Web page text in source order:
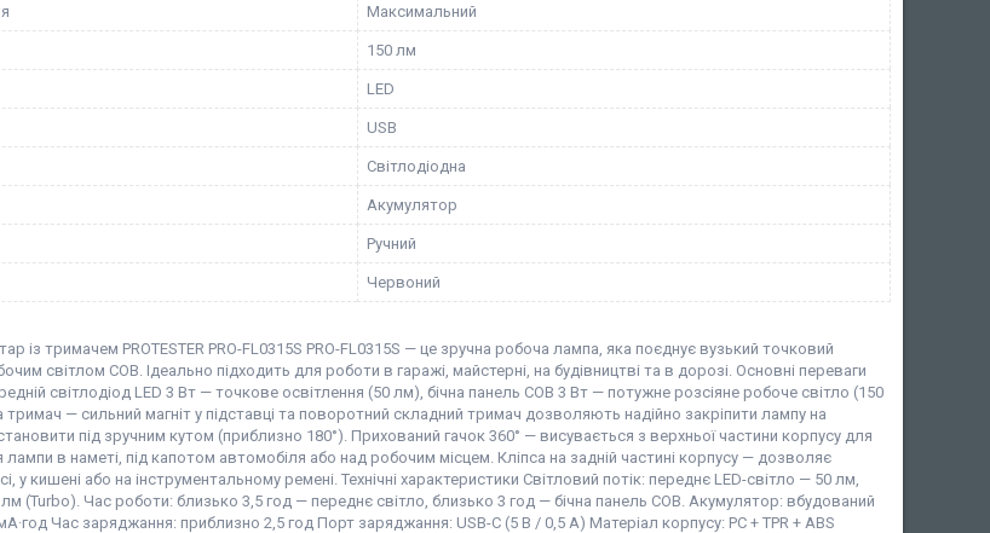
Максимальний
150 лм
LED
USB
Світлодіодна
Акумулятор
Ручний
Червоний
із тримачем PROTESTER PRO-FL0315S PRO-FL0315S — це зручна робоча лампа, яка поєднує вузький точковий
світлом COB. Ідеально підходить для роботи в гаражі, майстерні, на будівництві та в дорозі. Основні переваги
світлодіод LED 3 Вт — точкове освітлення (50 лм), бічна панель COB 3 Вт — потужне розсіяне робоче світло (150
— сильний магніт у підставці та поворотний складний тримач дозволяють надійно закріпити лампу на
під зручним кутом (приблизно 180°). Прихований гачок 360° — висувається з верхньої частини корпусу для
в наметі, під капотом автомобіля або над робочим місцем. Кліпса на задній частині корпусу — дозволяє
у кишені або на інструментальному ремені. Технічні характеристики Світловий потік: переднє LED-світло — 50 лм,
лм (Turbo). Час роботи: близько 3,5 год — переднє світло, близько 3 год — бічна панель COB. Акумулятор: вбудований
Час заряджання: приблизно 2,5 год Порт заряджання: USB-C (5 В / 0,5 А) Матеріал корпусу: PC + TPR + ABS